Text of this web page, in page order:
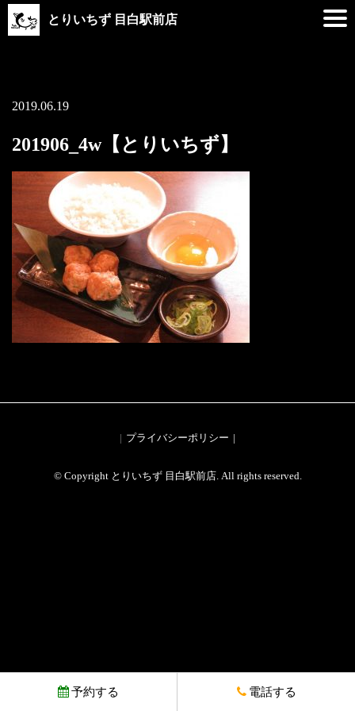
とりいちず 目白駅前店
2019.06.19
201906_4w【とりいちず】
プライバシーポリシー
© Copyright とりいちず 目白駅前店. All rights reserved.
予約する 電話する